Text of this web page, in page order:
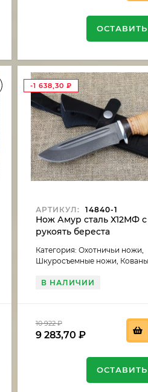
-1 638,30 ₽
АРТИКУЛ: 14840-1
Нож Амур сталь Х12МФ
рукоять береста
Категория: Охотничьи ножи,
Шкуросъемные ножи,
В НАЛИЧИИ
10 922₽
9 283,70 ₽